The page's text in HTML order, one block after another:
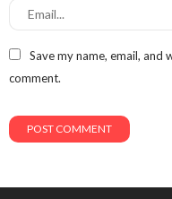
Save my name, email,
comment.